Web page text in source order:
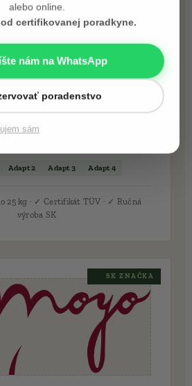
alebo online.
certifikovanej poradkyne.
nám na WhatsApp
poradenstvo
sám
NoMa Baby
slovenský nosič. Certifikovaný,
Adapt 2 Adapt 3 Adapt 4
25 kg · ✓ Certifikát TÜV · ✓ Ručná
výroba SK
🇸🇰 SK ZNAČKA